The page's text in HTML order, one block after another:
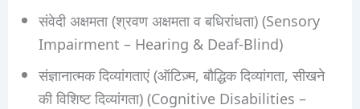
संवेदी अक्षमता (श्रवण अक्षमता व बधिरांधता) (Sensory
Impairment – Hearing & Deaf-Blind)
संज्ञानात्मक दिव्यांगताएं (ऑटिज़्म, बौद्धिक दिव्यांगता, सीखने
की विशिष्ट दिव्यांगता) (Cognitive Disabilities –